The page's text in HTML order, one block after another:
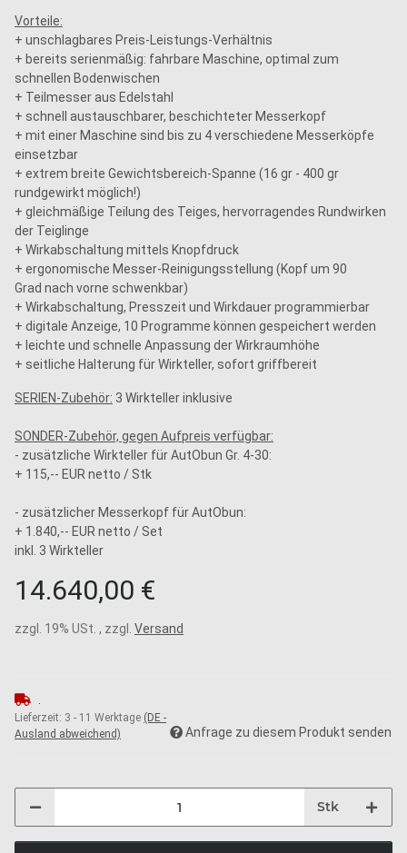
Vorteile:
+ unschlagbares Preis-Leistungs-Verhältnis
+ bereits serienmäßig: fahrbare Maschine, optimal zum
schnellen Bodenwischen
+ Teilmesser aus Edelstahl
+ schnell austauschbarer, beschichteter Messerkopf
+ mit einer Maschine sind bis zu 4 verschiedene Messerköpfe
einsetzbar
+ extrem breite Gewichtsbereich-Spanne (16 gr - 400 gr
rundgewirkt möglich!)
+ gleichmäßige Teilung des Teiges, hervorragendes Rundwirken
der Teiglinge
+ Wirkabschaltung mittels Knopfdruck
+ ergonomische Messer-Reinigungsstellung (Kopf um 90
Grad nach vorne schwenkbar)
+ Wirkabschaltung, Presszeit und Wirkdauer programmierbar
+ digitale Anzeige, 10 Programme können gespeichert werden
+ leichte und schnelle Anpassung der Wirkraumhöhe
+ seitliche Halterung für Wirkteller, sofort griffbereit
SERIEN-Zubehör: 3 Wirkteller inklusive
SONDER-Zubehör, gegen Aufpreis verfügbar:
- zusätzliche Wirkteller für AutObun Gr. 4-30:
+ 115,-- EUR netto / Stk
- zusätzlicher Messerkopf für AutObun:
+ 1.840,-- EUR netto / Set
inkl. 3 Wirkteller
14.640,00 €
zzgl. 19% USt. , zzgl. Versand
Lieferzeit: 3 - 11 Werktage (DE -
Ausland abweichend)
Anfrage zu diesem Produkt senden
Stk